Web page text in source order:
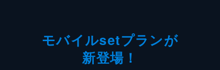
モバイルsetプランが
新登場！